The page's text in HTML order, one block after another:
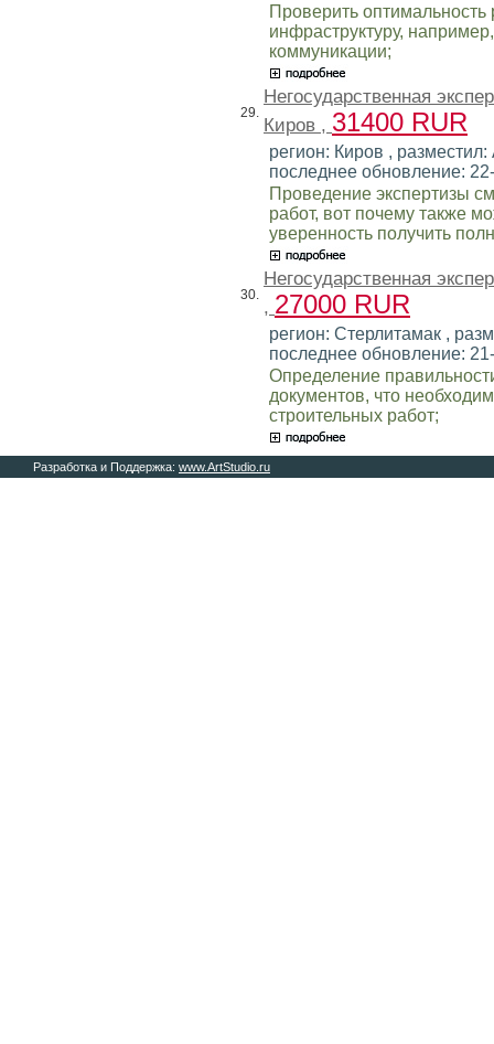
Проверить
инфраструктуру,
коммуникации;
29.
Негосударственная
Киров , 31400 RUR
регион: Киров ,
последнее обновление:
Проведение экспертизы
работ, вот почему также
уверенность получить
30.
Негосударственная
, 27000 RUR
регион: Стерлитамак ,
последнее обновление:
Определение
документов, что
строительных работ;
Разработка и Поддержка: www.ArtStudio.ru